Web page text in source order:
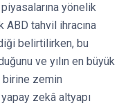
yönelik
tahvil ihracına
belirtilirken, bu
ve yılın en büyük
birine zemin
yapay zekâ altyapı